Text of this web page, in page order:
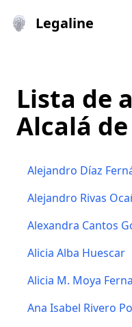
Legaline
Lista de
Alcalá
Alejandro Díaz
Alejandro Rivas
Alexandra Cantos
Alicia Alba Huescar
Alicia M. Moya
Ana Isabel Rivero